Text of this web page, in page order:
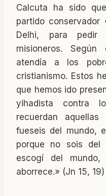
Calcuta ha sido
partido conservador
Delhi, para
misioneros.
atendía a los
cristianismo. Estos
que hemos ido
yihadista contra
recuerdan
fueseis del mundo,
porque no sois del
escogí del
aborrece.» (Jn 15, 19)